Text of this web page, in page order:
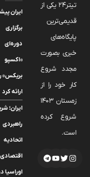
تیتر24 یکی از
قدیمی‌ترین
پایگاه‌های
خبری بصورت
مجدد شروع
کار خود را از
زمستان 1403
شروع کرده
است.
ایران
برگزاری
دوره‌ای
«اکسپو
بریکس»
ارائه کرد
ایران؛
راهبردی
اتحادیه
اقتصادی
اوراسیا